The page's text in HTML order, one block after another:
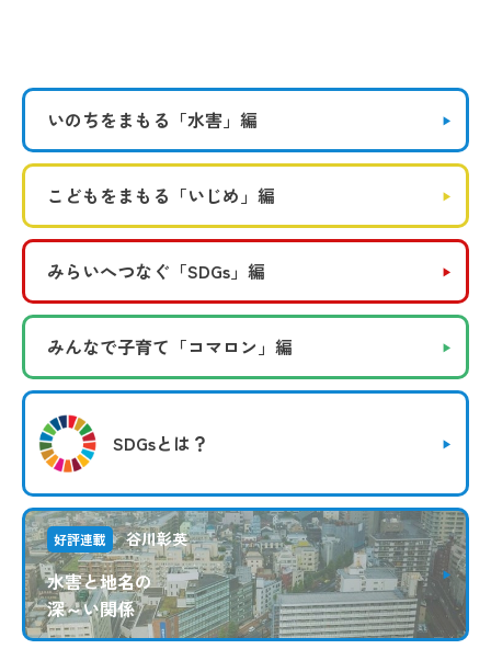
いのちをまもる 「水害」編
こどもをまもる 「いじめ」編
みらいへつなぐ 「SDGs」編
みんなで子育て 「コマロン」編
SDGsとは？
好評連載 谷川彰英
水害と地名の
深～い関係